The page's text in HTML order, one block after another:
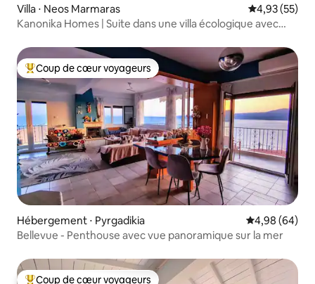
Villa ⋅ Neos Marmaras Évaluation
4,93 (55)
Kanonika Homes | Suite dans une villa écologique avec
Coups de cœur voyageurs les plus appréciés
Coup de cœur voyageurs
Hébergement ⋅ Pyrgadikia Évaluation
4,98 (64)
Bellevue - Penthouse avec vue panoramique sur la mer
Coup de cœur voyageurs